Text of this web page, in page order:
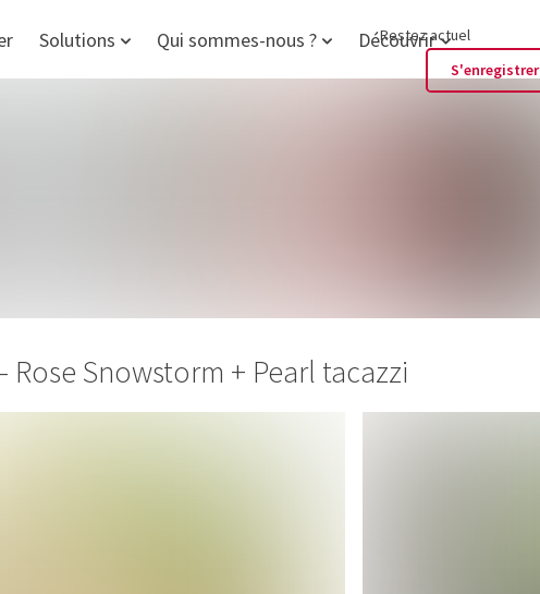
Solutions Qui sommes-nous ? Découvrir
S'enregistrer
Restez actuel
Rose Snowstorm + Pearl tacazzi